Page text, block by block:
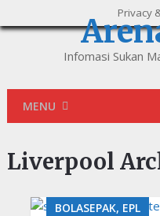
Infomasi Sukan
MENU
Liverpool
BOLASEPAK, EPL
Privacy